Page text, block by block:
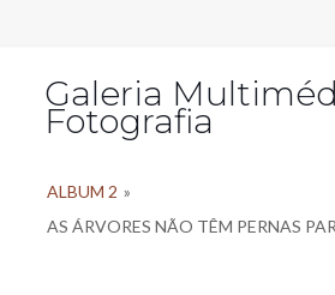
Galeria
Fotografia
ALBUM 2 »
AS ÁRVORES NÃO TÊM PERNAS